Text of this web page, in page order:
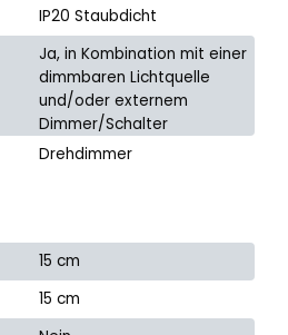
IP20 Staubdicht
Ja, in Kombination mit einer
dimmbaren Lichtquelle
und/oder externem
Dimmer/Schalter
Drehdimmer
15 cm
15 cm